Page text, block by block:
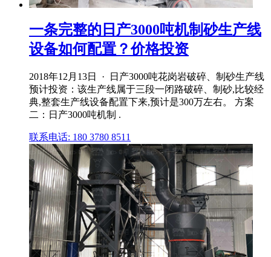
一条完整的日产3000吨机制砂生产线
设备如何配置？价格投资
2018年12月13日 · 日产3000吨花岗岩破碎、制砂生产线
预计投资：该生产线属于三段一闭路破碎、制砂,比较经
典,整套生产线设备配置下来,预计是300万左右。 方案
二：日产3000吨机制 .
联系电话: 180 3780 8511